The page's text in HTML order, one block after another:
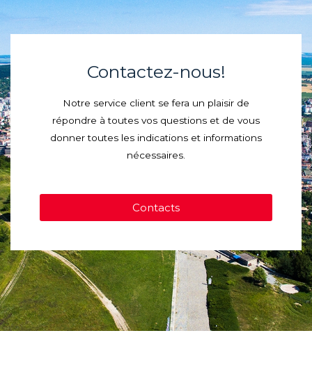
Contactez-nous!
Notre service client se fera un plaisir de
répondre à toutes vos questions et de vous
donner toutes les indications et informations
nécessaires.
Contacts